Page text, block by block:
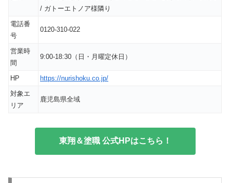
/ ガトーエトノア様隣り
電話番
号
0120-310-022
営業時
間
9:00-18:30（日・月曜定休日）
HP
https://nurishoku.co.jp/
対象エ
リア
鹿児島県全域
東翔＆塗職 公式HPはこちら！